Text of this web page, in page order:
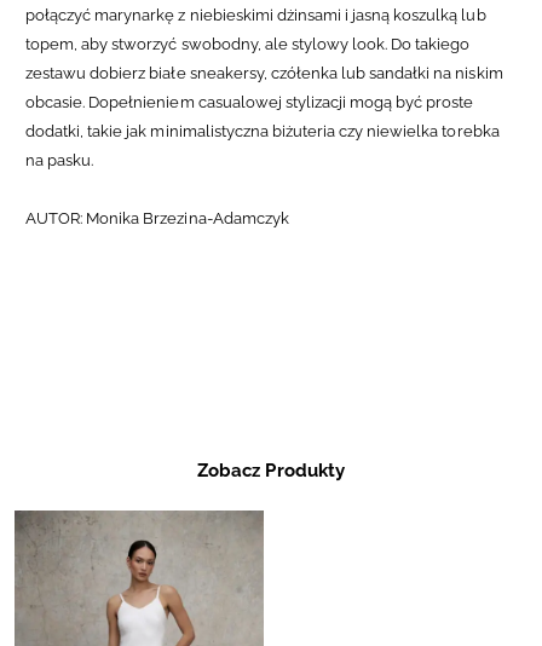
połączyć marynarkę z niebieskimi dżinsami i jasną koszulką lub
topem, aby stworzyć swobodny, ale stylowy look. Do takiego
zestawu dobierz białe sneakersy, czółenka lub sandałki na niskim
obcasie. Dopełnieniem casualowej stylizacji mogą być proste
dodatki, takie jak minimalistyczna biżuteria czy niewielka torebka
na pasku.
AUTOR: Monika Brzezina-Adamczyk
Zobacz Produkty